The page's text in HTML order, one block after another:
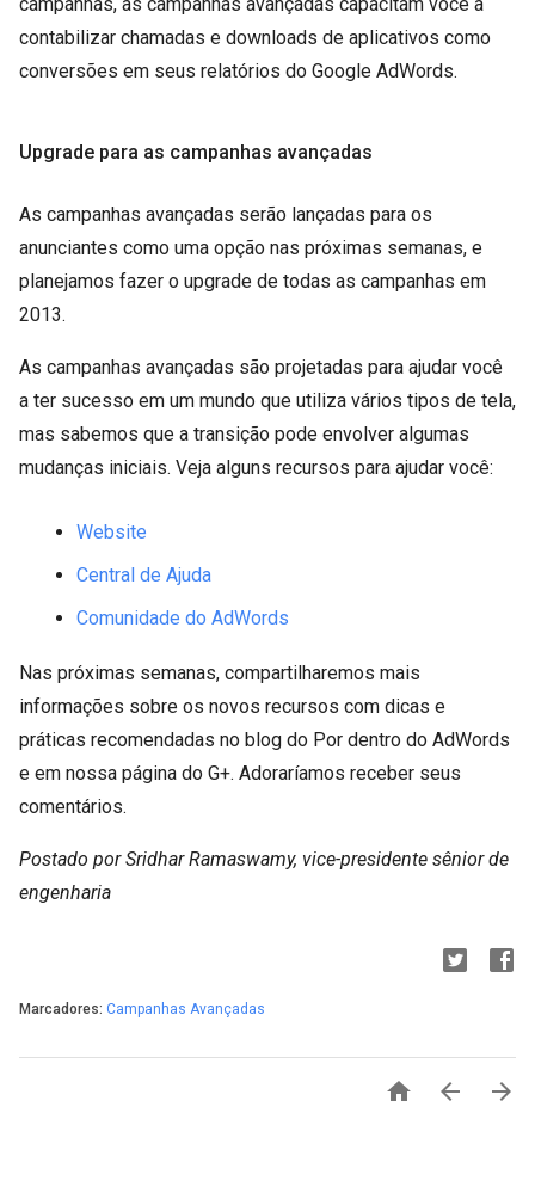
contabilizar chamadas e downloads de aplicativos como
conversões em seus relatórios do Google AdWords.
Upgrade para as campanhas avançadas
As campanhas avançadas serão lançadas para os
anunciantes como uma opção nas próximas semanas, e
planejamos fazer o upgrade de todas as campanhas em
2013.
As campanhas avançadas são projetadas para ajudar você
a ter sucesso em um mundo que utiliza vários tipos de tela,
mas sabemos que a transição pode envolver algumas
mudanças iniciais. Veja alguns recursos para ajudar você:
Website
Central de Ajuda
Comunidade do AdWords
Nas próximas semanas, compartilharemos mais
informações sobre os novos recursos com dicas e
práticas recomendadas no blog do Por dentro do AdWords
e em nossa página do G+. Adoraríamos receber seus
comentários.
Postado por Sridhar Ramaswamy, vice-presidente sênior de
engenharia
Marcadores: Campanhas Avançadas
  